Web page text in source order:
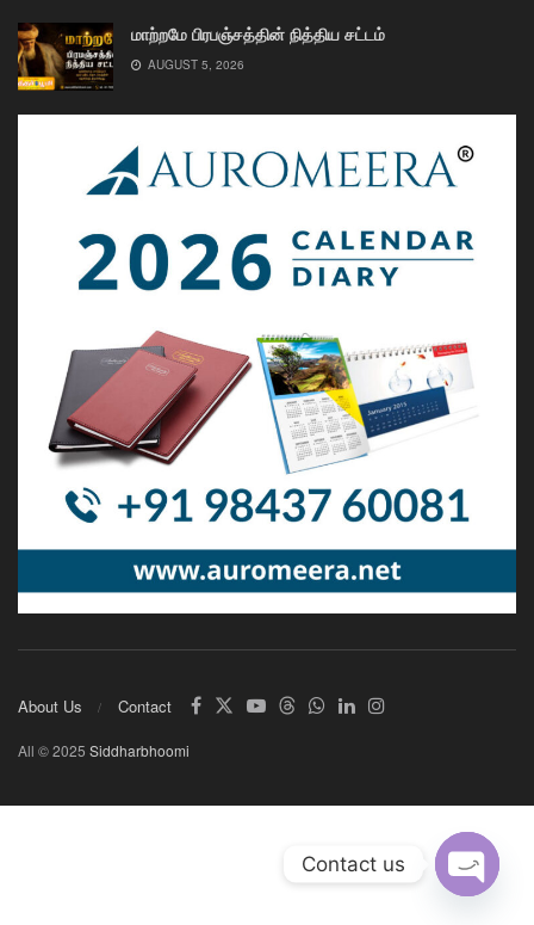
மாற்றமே பிரபஞ்சத்தின் நித்திய சட்டம்
AUGUST 5, 2026
About Us Contact
All © 2025 Siddharbhoomi
Contact us